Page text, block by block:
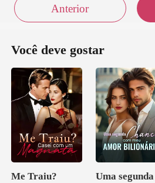
Anterior
Você deve gostar
Me Traiu?
Uma segunda